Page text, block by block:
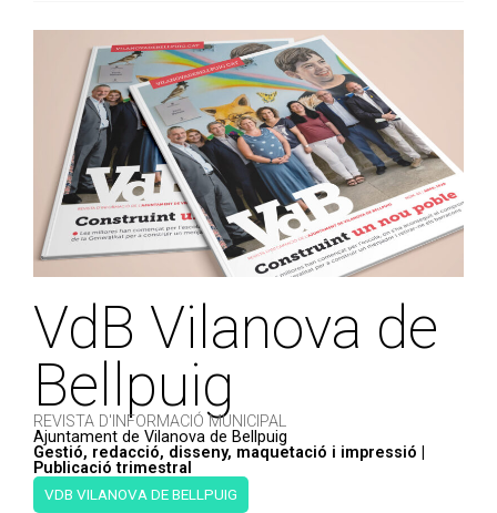
VdB Vilanova de
Bellpuig
REVISTA D'INFORMACIÓ MUNICIPAL
Ajuntament de Vilanova de Bellpuig
Gestió, redacció, disseny, maquetació i impressió |
Publicació trimestral
VDB VILANOVA DE BELLPUIG